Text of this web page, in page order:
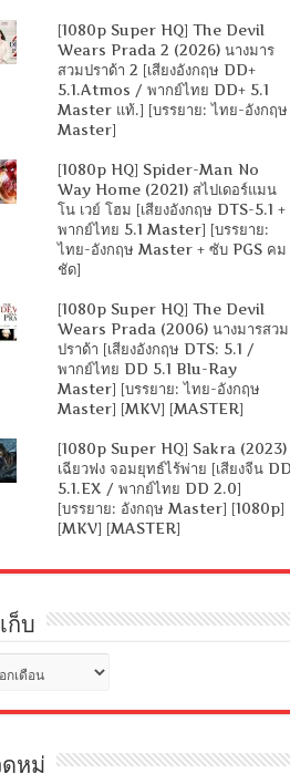
[1080p Super HQ] The Devil
Wears Prada 2 (2026) นางมาร
สวมปราด้า 2 [เสียงอังกฤษ DD+
5.1.Atmos / พากย์ไทย DD+ 5.1
Master แท้.] [บรรยาย: ไทย-อังกฤษ
Master]
[1080p HQ] Spider-Man No
Way Home (2021) สไปเดอร์แมน
โน เวย์ โฮม [เสียงอังกฤษ DTS-5.1 +
พากย์ไทย 5.1 Master] [บรรยาย:
ไทย-อังกฤษ Master + ซับ PGS คม
ชัด]
[1080p Super HQ] The Devil
Wears Prada (2006) นางมารสวม
ปราด้า [เสียงอังกฤษ DTS: 5.1 /
พากย์ไทย DD 5.1 Blu-Ray
Master] [บรรยาย: ไทย-อังกฤษ
Master] [MKV] [MASTER]
[1080p Super HQ] Sakra (2023)
เฉียวฟง จอมยุทธ์ไร้พ่าย [เสียงจีน DD
5.1.EX / พากย์ไทย DD 2.0]
[บรรยาย: อังกฤษ Master] [1080p]
[MKV] [MASTER]
ก็บ
หมู่